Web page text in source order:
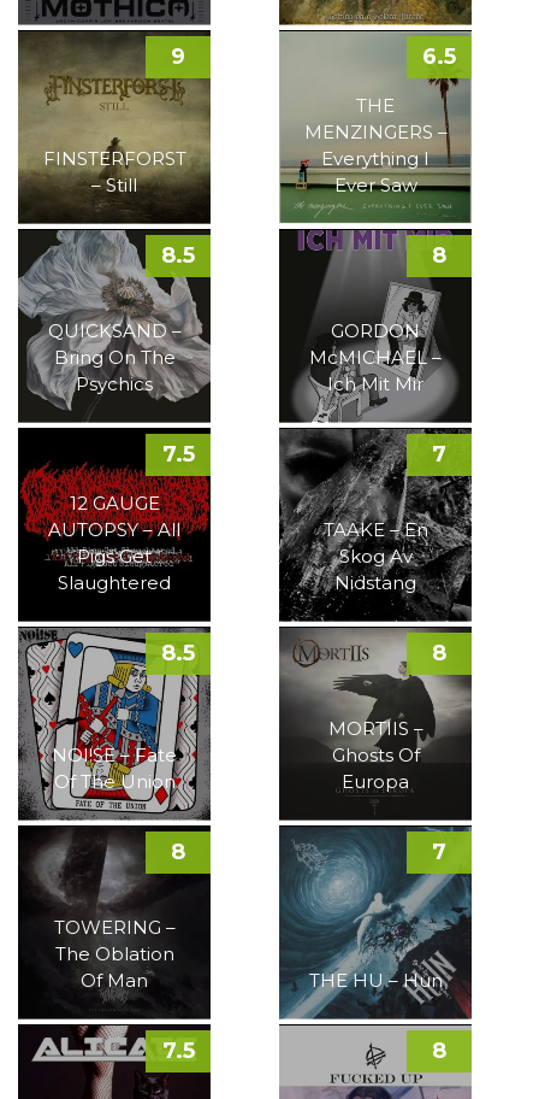
FINSTERFORST
– Still
9
THE
MENZINGERS –
Everything I
Ever Saw
6.5
QUICKSAND –
Bring On The
Psychics
8.5
GORDON
McMICHAEL –
Ich Mit Mir
8
12 GAUGE
AUTOPSY – All
Pigs Get
Slaughtered
7.5
TAAKE – En
Skog Av
Nidstang
7
NOI!SE – Fate
Of The Union
8.5
MORTIIS –
Ghosts Of
Europa
8
TOWERING –
The Oblation
Of Man
8
THE HU – Hun
7
7.5 8